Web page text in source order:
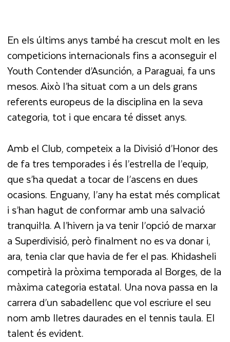
En els últims anys també ha crescut molt en les
competicions internacionals fins a aconseguir el
Youth Contender d’Asunción, a Paraguai, fa uns
mesos. Això l’ha situat com a un dels grans
referents europeus de la disciplina en la seva
categoria, tot i que encara té disset anys.
Amb el Club, competeix a la Divisió d’Honor des
de fa tres temporades i és l’estrella de l’equip,
que s’ha quedat a tocar de l’ascens en dues
ocasions. Enguany, l’any ha estat més complicat
i s’han hagut de conformar amb una salvació
tranquil·la. A l’hivern ja va tenir l’opció de marxar
a Superdivisió, però finalment no es va donar i,
ara, tenia clar que havia de fer el pas. Khidasheli
competirà la pròxima temporada al Borges, de la
màxima categoria estatal. Una nova passa en la
carrera d’un sabadellenc que vol escriure el seu
nom amb lletres daurades en el tennis taula. El
talent és evident.